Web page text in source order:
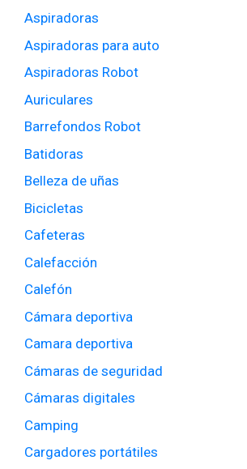
Aspiradoras
Aspiradoras para auto
Aspiradoras Robot
Auriculares
Barrefondos Robot
Batidoras
Belleza de uñas
Bicicletas
Cafeteras
Calefacción
Calefón
Cámara deportiva
Camara deportiva
Cámaras de seguridad
Cámaras digitales
Camping
Cargadores portátiles